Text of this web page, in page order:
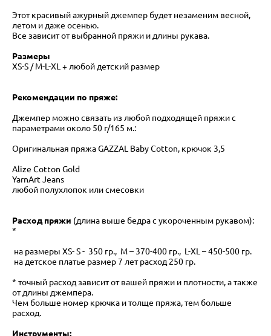
Этот красивый ажурный джемпер будет незаменим весной,
летом и даже осенью.
Все зависит от выбранной пряжи и длины рукава.
Размеры
XS-S / M-L-XL + любой детский размер
Рекомендации по пряже:
Джемпер можно связать из любой подходящей пряжи с
параметрами около 50 г/165 м.:
Оригинальная пряжа GAZZAL Baby Cotton, крючок 3,5
Alize Cotton Gold
YarnArt Jeans
любой полухлопок или смесовки
Расход пряжи (длина выше бедра с укороченным рукавом):
*
на размеры XS- S - 350 гр., M – 370-400 гр., L-XL – 450-500 гр.
на детское платье размер 7 лет расход 250 гр.
* точный расход зависит от вашей пряжи и плотности, а также
от длины джемпера.
Чем больше номер крючка и толще пряжа, тем больше
расход.
Инструменты: